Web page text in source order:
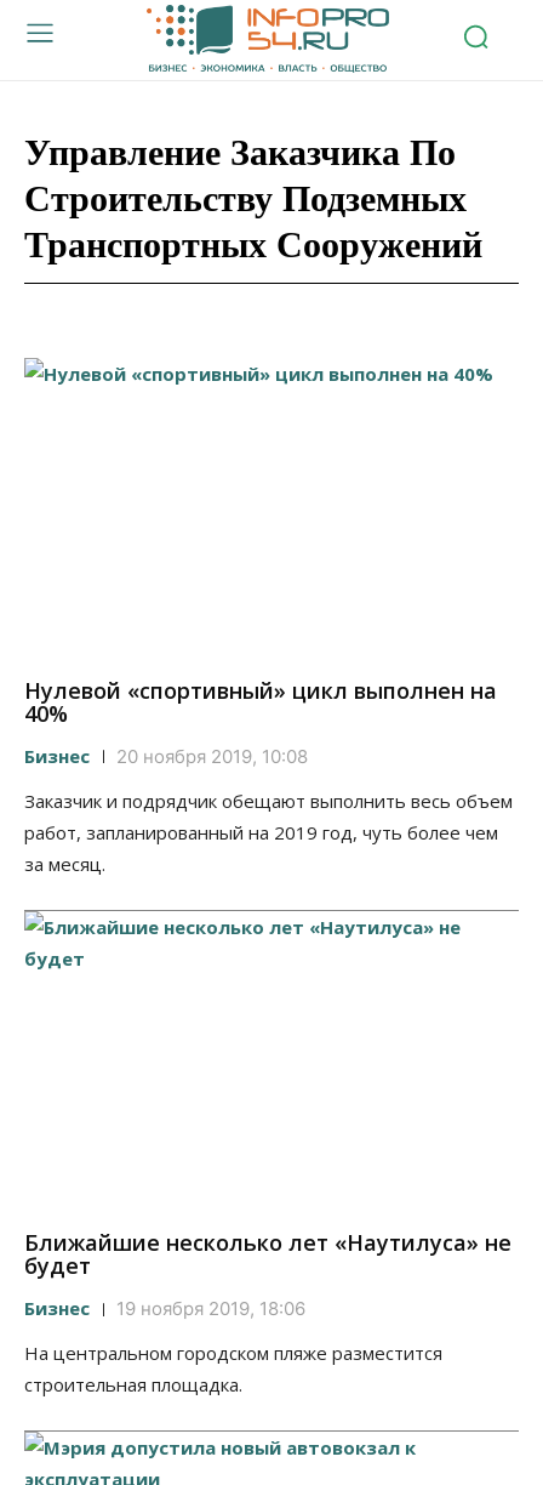
Управление Заказчика По
Строительству Подземных
Транспортных Сооружений
Нулевой «спортивный» цикл выполнен на
40%
Бизнес 20 ноября 2019, 10:08
Заказчик и подрядчик обещают выполнить весь объем
работ, запланированный на 2019 год, чуть более чем
за месяц.
Ближайшие несколько лет «Наутилуса» не
будет
Бизнес 19 ноября 2019, 18:06
На центральном городском пляже разместится
строительная площадка.